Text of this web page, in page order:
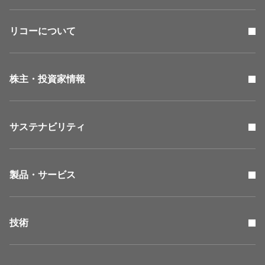
リコーについて
株主・投資家情報
サステナビリティ
製品・サービス
技術